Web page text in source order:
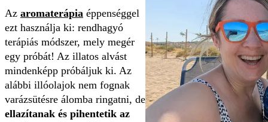
Az aromaterápia éppenséggel
ezt használja ki: rendhagyó
terápiás módszer, mely megér
egy próbát! Az illatos alvást
mindenképp próbáljuk ki. Az
alábbi illóolajok nem fognak
varázsütésre álomba ringatni, de
ellazítanak és pihentetik az